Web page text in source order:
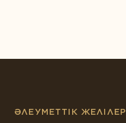
Кешендер
ӘЛЕУМЕТТІК ЖЕЛІЛЕР